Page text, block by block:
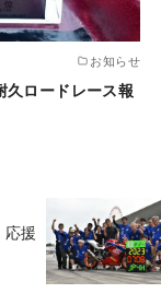
お知らせ
久ロードレース報
援